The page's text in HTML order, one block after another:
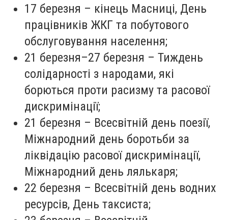
17 березня – кінець Масниці, День
працівників ЖКГ та побутового
обслуговування населення;
21 березня–27 березня – Тиждень
солідарності з народами, які
борються проти расизму та расової
дискримінації;
21 березня – Всесвітній день поезії,
Міжнародний день боротьби за
ліквідацію расової дискримінації,
Міжнародний день лялькаря;
22 березня – Всесвітній день водних
ресурсів, День таксиста;